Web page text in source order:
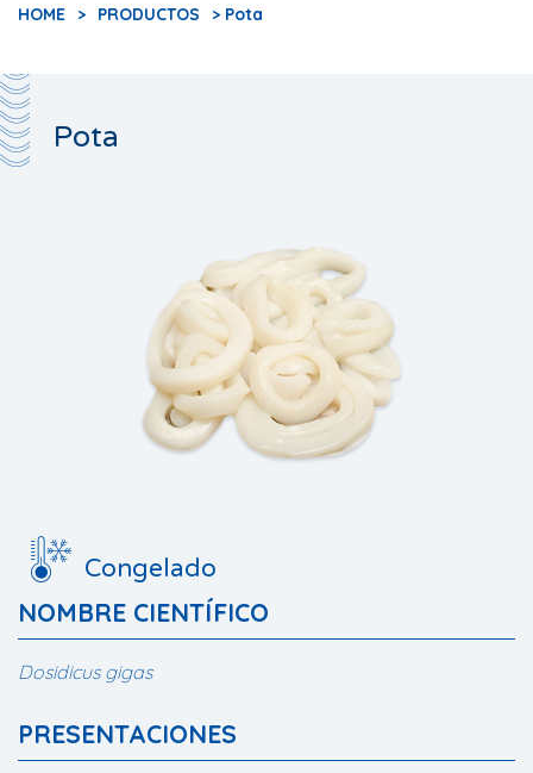
HOME > PRODUCTOS > Pota
Pota
Congelado
NOMBRE CIENTÍFICO
Dosidicus gigas
PRESENTACIONES